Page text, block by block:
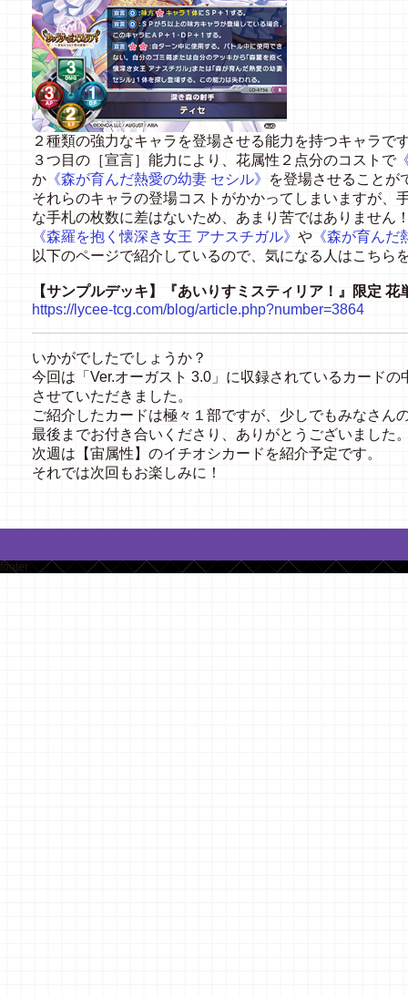
２種類の強力なキャラを登場させる能力を持つキャラで
３つ目の［宣言］能力により、花属性２点分のコストで
か 《森が育んだ熱愛の幼妻 セシル》
を登場させることが
それらのキャラの登場コストがかかってしまいますが、
な手札の枚数に差はないため、あまり苦ではありません
《森羅を抱く懐深き女王 アナスチガル》 や 《森が育ん
以下のページで紹介しているので、気になる人はこちら
【サンプルデッキ】『あいりすミスティリア！』限定 花
https://lycee-tcg.com/blog/article.php?number=3864
いかがでしたでしょうか？
今回は「Ver.オーガスト 3.0」に収録されているカード
させていただきました。
ご紹介したカードは極々１部ですが、少しでもみなさん
最後までお付き合いくださり、ありがとうございました
次週は【宙属性】のイチオシカードを紹介予定です。
それでは次回もお楽しみに！
footer